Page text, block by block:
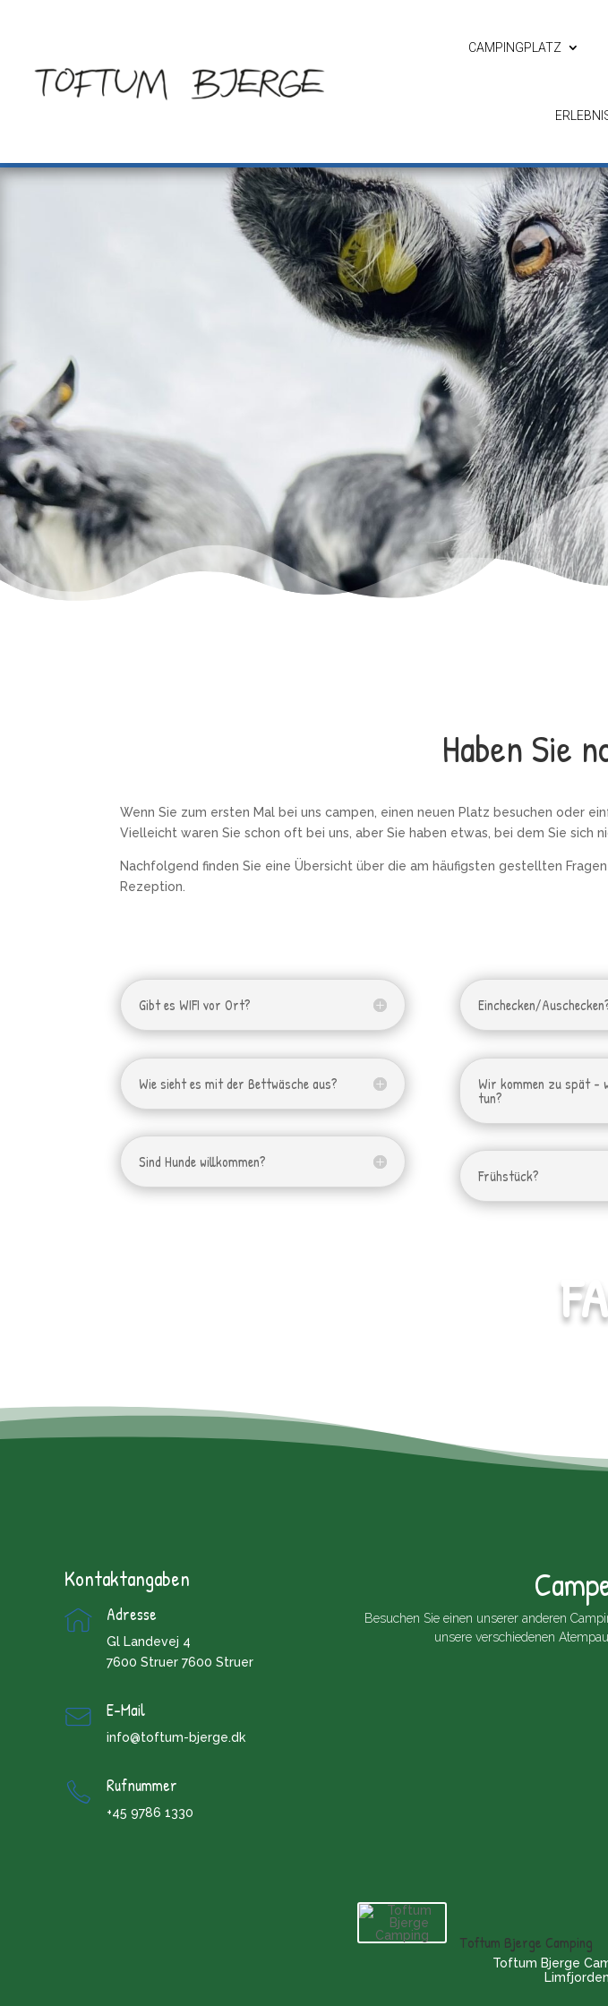
CAMPINGPLATZ
Haben Sie
Wenn Sie zum ersten Mal bei uns campen, einen neuen Platz besuchen oder
Vielleicht waren Sie schon oft bei uns, aber Sie haben etwas, bei dem Sie sich
Nachfolgend finden Sie eine Übersicht über die am häufigsten gestellten
Rezeption.
Gibt es WIFI vor Ort?
Wie sieht es mit der Bettwäsche aus?
Sind Hunde willkommen?
Einchecken/
Wir kommen zu spät -
tun?
Frühstück?
Kontaktangaben
Adresse
Gl Landevej 4
7600 Struer 7600 Struer
E-Mail
info@toftum-bjerge.dk
Rufnummer
+45 9786 1330
Besuchen Sie einen unserer anderen
unsere verschiedenen
Toftum Bjerge Camping
Toftum Bjerge